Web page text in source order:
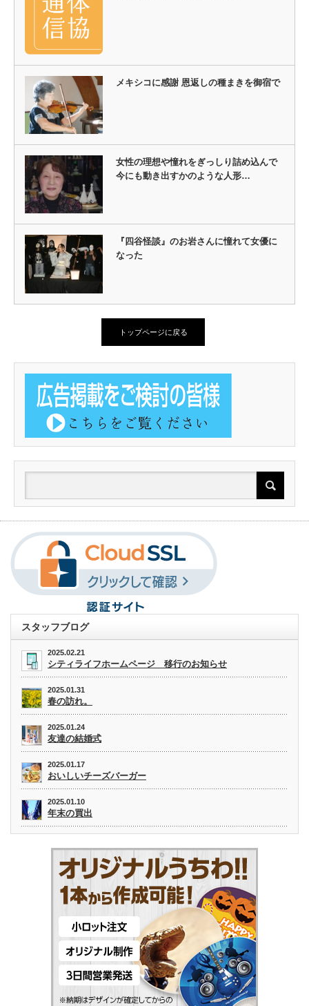
メキシコに感謝 恩返しの種まきを御宿で
女性の理想や憧れをぎっしり詰め込んで
今にも動き出すかのような人形…
『四谷怪談』のお岩さんに憧れて女優に
なった
トップページに戻る
スタッフブログ
2025.02.21
シティライフホームページ 移行のお知らせ
2025.01.31
春の訪れ。
2025.01.24
友達の結婚式
2025.01.17
おいしいチーズバーガー
2025.01.10
年末の買出